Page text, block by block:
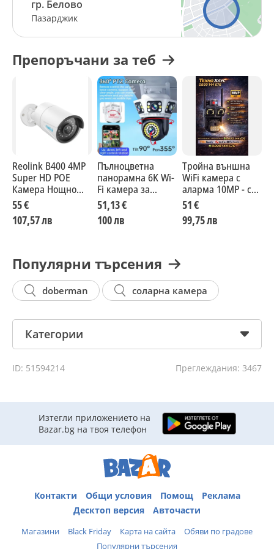
Тип продукт: Камера за външно наблюдение
Резолюция: 12MP Full HD
Лещи: 3 броя
Нощно виждане: до 20 м
Двупосочна комуникация: Да
Водоустойчивост: IP66
Захранване: Соларен панел + вградена батерия
Съвместимост: Android, iOS, PC
Съхранение: MicroSD карта (до 128 GB) / Cloud (опция)
Цвят: Черен
Размер: компактна и лесна за монтаж
Тегло: ~700 g
гр. Белово
Пазарджик
Препоръчани за теб
Reolink B400 4MP
Super HD POE
Камера Нощно
Виждане
55 €
107,57 лв
Пълноцветна
панорамна 6K Wi-
Fi камера за
нощно виждане с
4 обектива и
двоен интерком
51,13 €
100 лв
Тройна външна
WiFi камера с
аларма 10MP - с
три обектива
51 €
99,75 лв
Популярни търсения
doberman соларна камера
Категории
ID: 51594214 Преглеждания: 3467
Изтегли приложението на
Bazar.bg на твоя телефон
Контакти Общи условия Помощ
Реклама
Десктоп версия
Авточасти
Магазини Black Friday Карта на сайта
Обяви по градове
Популярни търсения